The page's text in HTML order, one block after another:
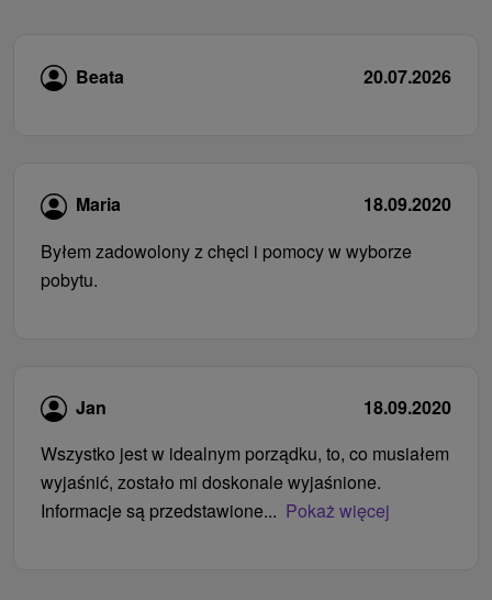
Beata 20.07.2026
Maria
18.09.2020
Byłem zadowolony z chęci i pomocy w wyborze
pobytu.
Jan
18.09.2020
Wszystko jest w idealnym porządku, to, co musiałem
wyjaśnić, zostało mi doskonale wyjaśnione.
Informacje są przedstawione... Pokaż więcej